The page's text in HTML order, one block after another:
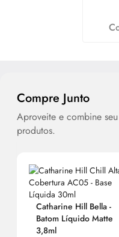
Compre Junto
Aproveite e combine
produtos.
Catharine Hill Bella -
Batom Líquido Matte
3,8ml